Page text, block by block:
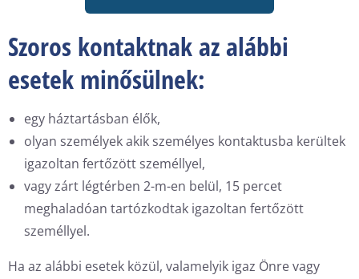
Szoros kontaktnak az alábbi
esetek minősülnek:
egy háztartásban élők,
olyan személyek akik személyes kontaktusba kerültek
igazoltan fertőzött személlyel,
vagy zárt légtérben 2-m-en belül, 15 percet
meghaladóan tartózkodtak igazoltan fertőzött
személlyel.
Ha az alábbi esetek közül, valamelyik igaz Önre vagy